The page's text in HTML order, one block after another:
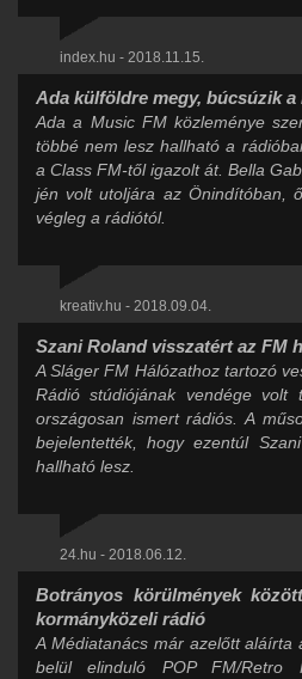
index.hu - 2018.11.15.
Ada külföldre megy, búcsúzik
Ada a Music FM közleménye
többé nem lesz hallható a
a Class FM-től igazolt át. Bella
jén volt utoljára az Önindítóban,
végleg a rádiótól.
kreativ.hu - 2018.09.04.
Szani Roland visszatért az FM
A Sláger FM Hálózathoz tartozó
Rádió stúdiójának vendége volt
országosan ismert rádiós. A
bejelentették, hogy ezentúl
hallható lesz.
24.hu - 2018.06.12.
Botrányos körülmények
kormányközeli rádió
A Médiatanács már azelőtt aláírta
belül elinduló POP FM/Retro